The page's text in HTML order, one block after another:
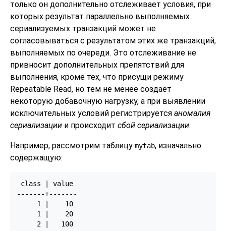
только он дополнительно отслеживает условия, при
которых результат параллельно выполняемых
сериализуемых транзакций может не
согласовываться с результатом этих же транзакций,
выполняемых по очереди. Это отслеживание не
привносит дополнительных препятствий для
выполнения, кроме тех, что присущи режиму
Repeatable Read, но тем не менее создаёт
некоторую добавочную нагрузку, а при выявлении
исключительных условий регистрируется аномалия
сериализации и происходит сбой сериализации.
Например, рассмотрим таблицу mytab, изначально
содержащую:
class | value
-------+-------
     1 |    10
     1 |    20
     2 |   100